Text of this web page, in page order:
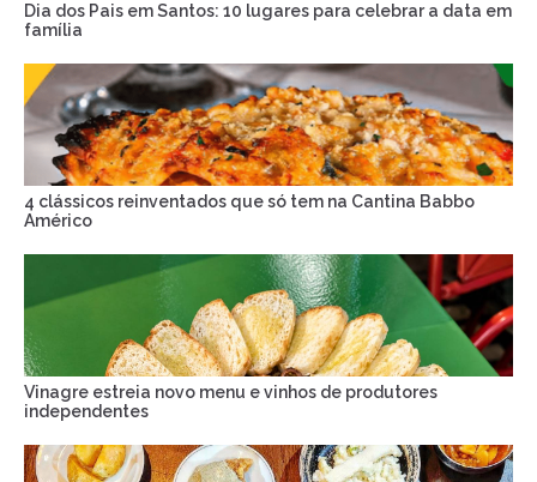
Dia dos Pais em Santos: 10 lugares para celebrar a data em
família
4 clássicos reinventados que só tem na Cantina Babbo
Américo
Vinagre estreia novo menu e vinhos de produtores
independentes